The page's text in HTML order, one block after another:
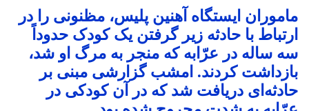
ماموران ایستگاه آهنین پلیس، مظنونی را در
ارتباط با حادثه زیر گرفتن یک کودک حدوداً
سه ساله در عرّابه که منجر به مرگ او شد،
بازداشت کردند. امشب گزارشی مبنی بر
حادثه‌ای دریافت شد که در آن کودکی در